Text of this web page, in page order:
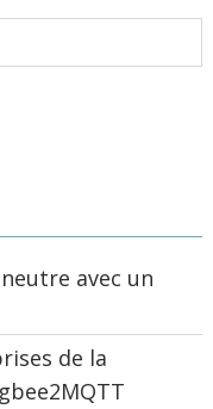
avec un
de la